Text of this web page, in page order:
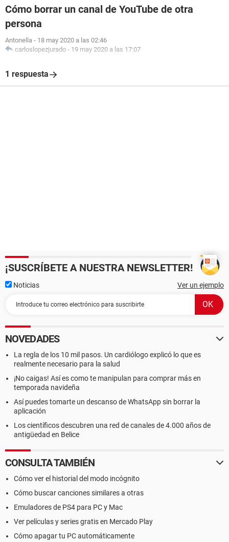
Cómo borrar un canal de YouTube de otra
persona
Antonella - 18 may 2020 a las 02:46
carloslopezjurado - 19 may 2020 a las 17:07
1 respuesta
¡SUSCRÍBETE A NUESTRA NEWSLETTER!
Noticias Ver un ejemplo
NOVEDADES
La regla de los 10 mil pasos. Un cardiólogo explicó lo que es
realmente necesario para la salud
¡No caigas! Así es como te manipulan para comprar más en
temporada navideña
Así puedes tomarte un descanso de WhatsApp sin borrar la
aplicación
Los científicos descubren una red de canales de 4.000 años de
antigüedad en Belice
CONSULTA TAMBIÉN
Cómo ver el historial del modo incógnito
Cómo buscar canciones similares a otras
Emuladores de PS4 para PC y Mac
Ver películas y series gratis en Mercado Play
Cómo apagar tu PC automáticamente